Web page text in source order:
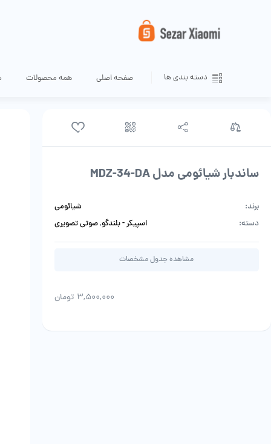
دسته بندی ها صفحه اصلی همه محصولات
ساندبار شیائومی مدل MDZ-34-DA
برند:
شیائومی
دسته:
اسپیکر - بلندگو,صوتی تصویری
مشاهده جدول مشخصات
۳,۵۰۰,۰۰۰ تومان